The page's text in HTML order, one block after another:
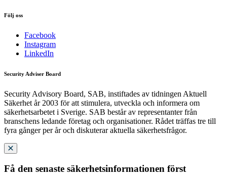
Följ oss
Facebook
Instagram
LinkedIn
Security Adviser Board
Security Advisory Board, SAB, instiftades av tidningen Aktuell
Säkerhet år 2003 för att stimulera, utveckla och informera om
säkerhetsarbetet i Sverige. SAB består av representanter från
branschens ledande företag och organisationer. Rådet träffas tre till
fyra gånger per år och diskuterar aktuella säkerhetsfrågor.
Få den senaste säkerhetsinformationen först